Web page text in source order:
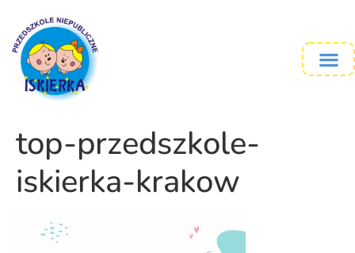
top-przedszkole-
iskierka-krakow